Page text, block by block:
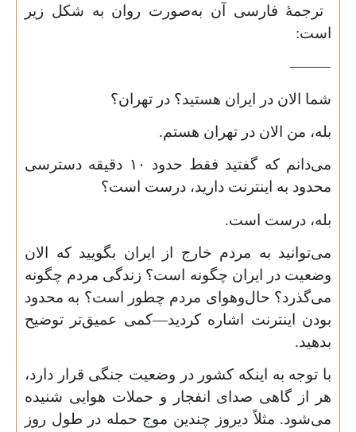
ترجمهٔ فارسی آن به‌صورت روان به شکل زیر
است:
⸻
شما الان در ایران هستید؟ در تهران؟
بله، من الان در تهران هستم.
می‌دانم که گفتید فقط حدود ۱۰ دقیقه دسترسی
محدود به اینترنت دارید، درست است؟
بله، درست است.
می‌توانید به مردم خارج از ایران بگویید که الان
وضعیت در ایران چگونه است؟ زندگی مردم چگونه
می‌گذرد؟ حال‌وهوای مردم چطور است؟ به محدود
بودن اینترنت اشاره کردید—کمی عمیق‌تر توضیح
بدهید.
با توجه به اینکه کشور در وضعیت جنگی قرار دارد،
هر از گاهی صدای انفجار و حملات هوایی شنیده
می‌شود. مثلاً دیروز چندین موج حمله در طول روز